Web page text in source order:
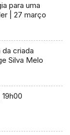
para uma
| 27 março
da criada
Silva Melo